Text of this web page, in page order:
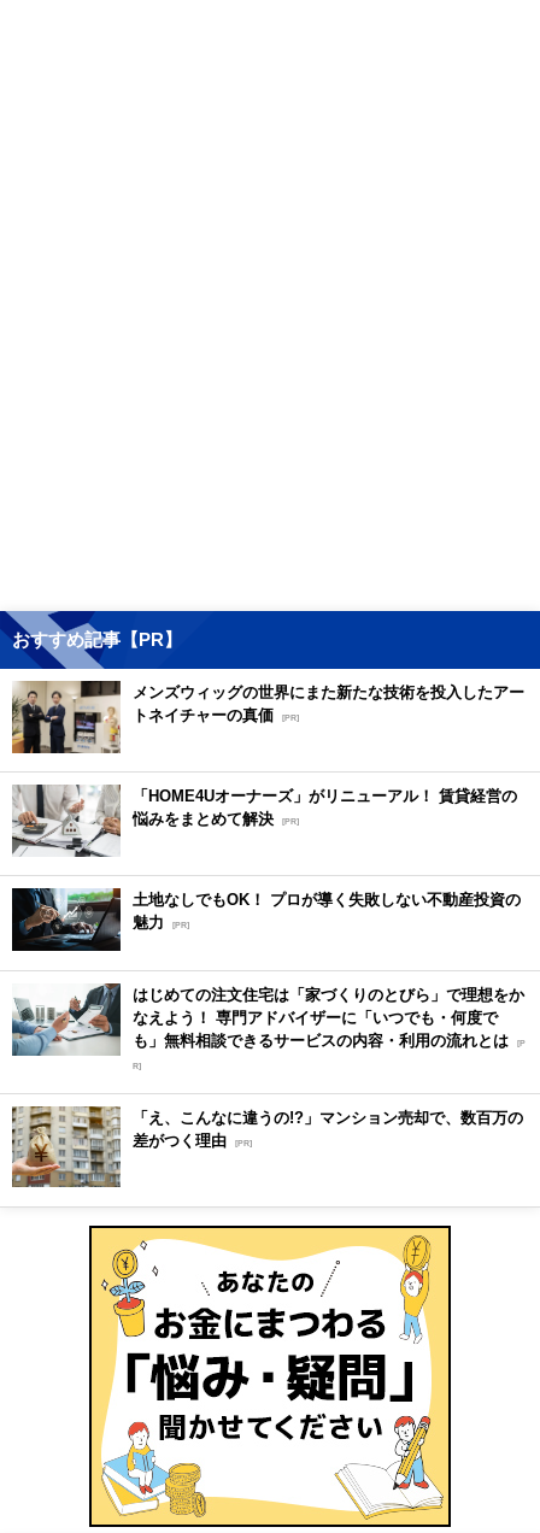
おすすめ記事【PR】
メンズウィッグの世界にまた新たな技術を投入したアー
トネイチャーの真価 [PR]
「HOME4Uオーナーズ」がリニューアル！ 賃貸経営の
悩みをまとめて解決 [PR]
土地なしでもOK！ プロが導く失敗しない不動産投資の
魅力
[PR]
はじめての注文住宅は「家づくりのとびら」で理想をか
なえよう！ 専門アドバイザーに「いつでも・何度で
も」無料相談できるサービスの内容・利用の流れとは [P
R]
「え、こんなに違うの!?」マンション売却で、数百万の
差がつく理由 [PR]